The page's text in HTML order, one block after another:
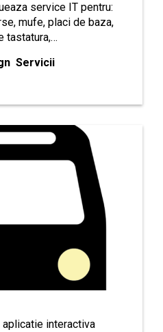
service IT pentru:
mufe, placi de baza,
tastatura,…
Servicii
aplicatie interactiva